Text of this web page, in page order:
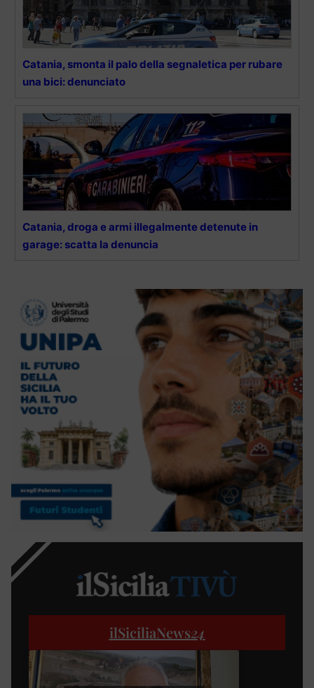
Catania, smonta il palo della segnaletica per rubare
una bici: denunciato
Catania, droga e armi illegalmente detenute in
garage: scatta la denuncia
ilSiciliaNews24